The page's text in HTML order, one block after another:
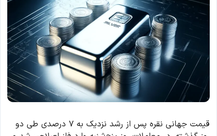
قیمت جهانی نقره پس از رشد نزدیک به ۷ درصدی طی دو